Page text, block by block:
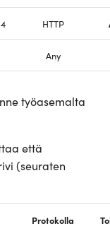
HTTP
Any
työasemalta
että
(seuraten
Protokolla